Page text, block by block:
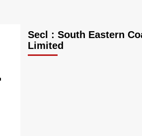
Secl : South Eastern
Limited